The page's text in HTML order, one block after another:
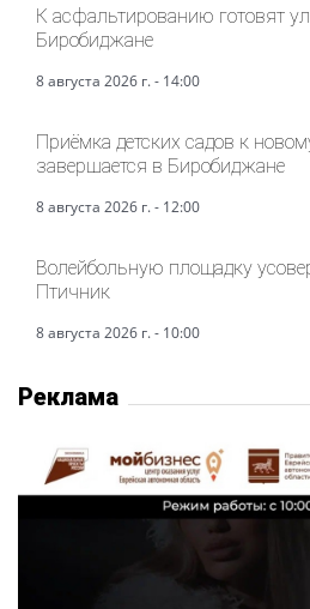
К асфальтированию готовят
Биробиджане
8 августа 2026 г. - 14:00
Приёмка детских садов к
завершается в Биробиджане
8 августа 2026 г. - 12:00
Волейбольную площадку
Птичник
8 августа 2026 г. - 10:00
Реклама